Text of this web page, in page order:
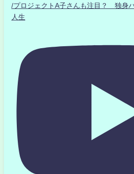
/プロジェクトA子さんも注目？ 独身
人生